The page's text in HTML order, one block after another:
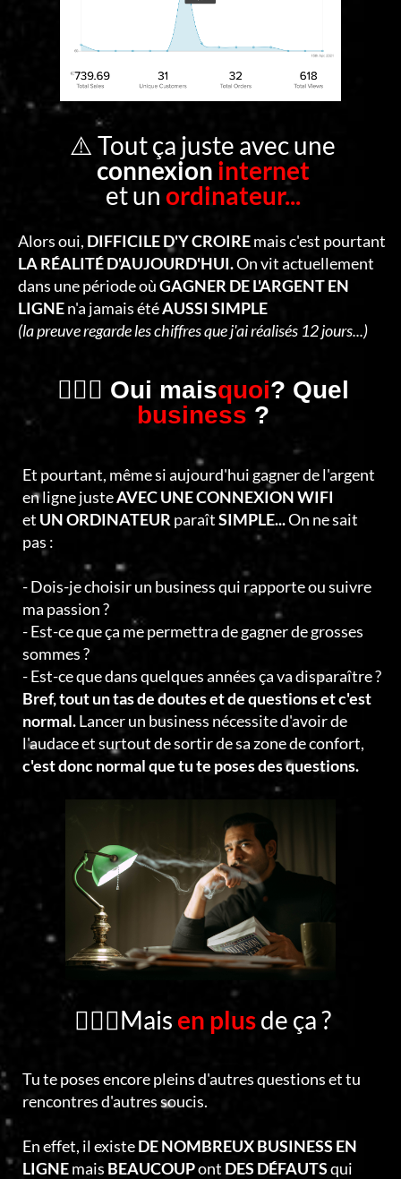
⚠️ Tout ça juste avec une
connexion internet
et un ordinateur...
Alors oui, DIFFICILE D'Y CROIREmais c'est pourtant
LA RÉALITÉ D'AUJOURD'HUI.On vit actuellement
dans une période oùGAGNER DE L'ARGENT EN
LIGNEn'a jamais étéAUSSI SIMPLE
(la preuve regarde les chiffres que j'ai réalisés 12 jours...)
🤷🏻‍♂️ Oui maisquoi? Quel
business ?
Et pourtant, même si aujourd'hui gagner de l'argent
en ligne justeAVEC UNE CONNEXION WIFI
et UN ORDINATEUR paraîtSIMPLE...On ne sait
pas :
- Dois-je choisir un business qui rapporte ou suivre
ma passion ?
- Est-ce que ça me permettra de gagner de grosses
sommes ?
- Est-ce que dans quelques années ça va disparaître ?
Bref, tout un tas de doutes et de questions et c'est
normal.Lancer un business nécessite d'avoir de
l'audace et surtout de sortir de sa zone de confort,
c'est donc normal que tu te poses des questions.
🤦🏻‍♂️Maisen plusde ça ?
Tu te poses encore pleins d'autres questions et tu
rencontres d'autres soucis.
En effet, il existeDE NOMBREUX BUSINESS EN
LIGNEmais BEAUCOUPont DES DÉFAUTSqui